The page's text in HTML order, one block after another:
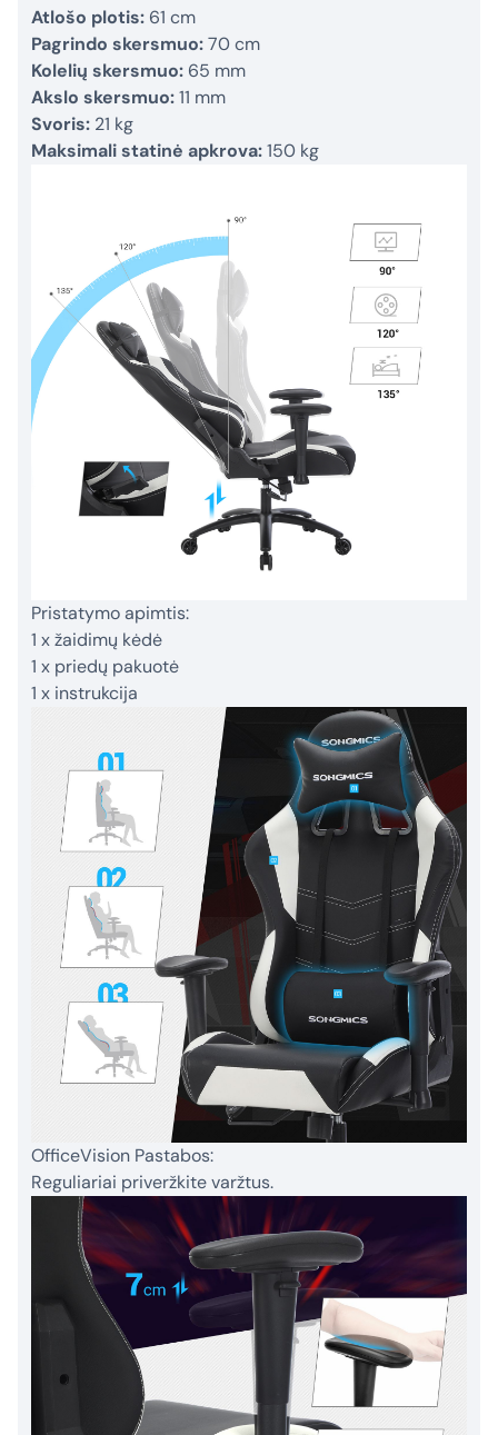
Atlošo plotis: 61 cm
Pagrindo skersmuo:70 cm
Kolelių skersmuo: 65 mm
Akslo skersmuo:11 mm
Svoris: 21 kg
Maksimali statinė apkrova:150 kg
Pristatymo apimtis:
1 x žaidimų kėdė
1 x priedų pakuotė
1 x instrukcija
OfficeVision Pastabos:
Reguliariai priveržkite varžtus.